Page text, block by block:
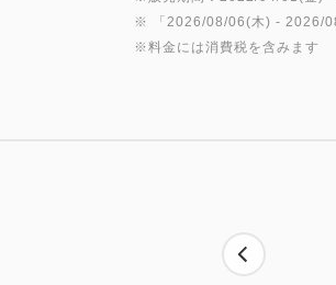
※ 「 2026/08/06(木) - 2026/
※料金には消費税を含みます